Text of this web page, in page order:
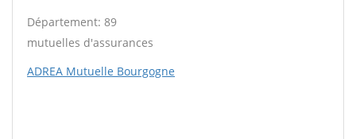
Département: 89
mutuelles d'assurances
ADREA Mutuelle Bourgogne